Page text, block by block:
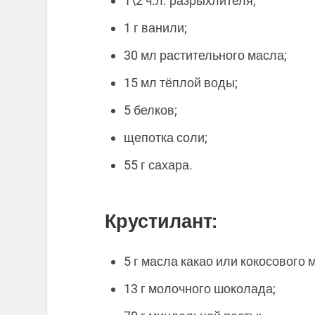
1 г ванили;
30 мл растительного масла;
15 мл тёплой воды;
5 белков;
щепотка соли;
55 г сахара.
Крустилант:
5 г масла какао или кокосового
13 г молочного шоколада;